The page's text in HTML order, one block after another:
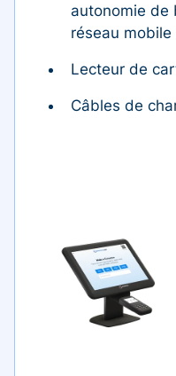
autonomie de
réseau mobile
Lecteur de
Câbles de